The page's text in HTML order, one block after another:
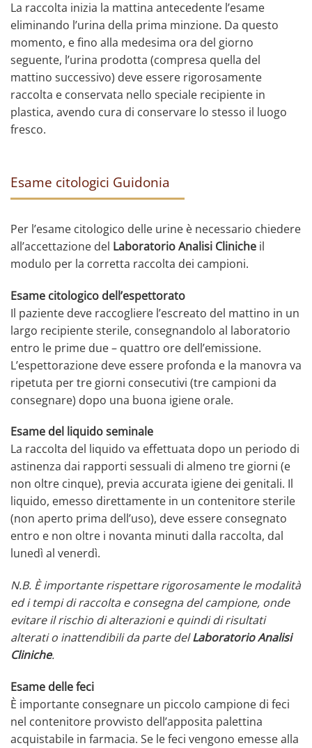
La raccolta inizia la mattina antecedente l’esame
eliminando l’urina della prima minzione. Da questo
momento, e fino alla medesima ora del giorno
seguente, l’urina prodotta (compresa quella del
mattino successivo) deve essere rigorosamente
raccolta e conservata nello speciale recipiente in
plastica, avendo cura di conservare lo stesso il luogo
fresco.
Esame citologici Guidonia
Per l’esame citologico delle urine è necessario chiedere
all’accettazione del Laboratorio Analisi Cliniche il
modulo per la corretta raccolta dei campioni.
Esame citologico dell’espettorato
Il paziente deve raccogliere l’escreato del mattino in un
largo recipiente sterile, consegnandolo al laboratorio
entro le prime due – quattro ore dell’emissione.
L’espettorazione deve essere profonda e la manovra va
ripetuta per tre giorni consecutivi (tre campioni da
consegnare) dopo una buona igiene orale.
Esame del liquido seminale
La raccolta del liquido va effettuata dopo un periodo di
astinenza dai rapporti sessuali di almeno tre giorni (e
non oltre cinque), previa accurata igiene dei genitali. Il
liquido, emesso direttamente in un contenitore sterile
(non aperto prima dell’uso), deve essere consegnato
entro e non oltre i novanta minuti dalla raccolta, dal
lunedì al venerdì.
N.B. È importante rispettare rigorosamente le modalità
ed i tempi di raccolta e consegna del campione, onde
evitare il rischio di alterazioni e quindi di risultati
alterati o inattendibili da parte delLaboratorio Analisi
Cliniche.
Esame delle feci
È importante consegnare un piccolo campione di feci
nel contenitore provvisto dell’apposita palettina
acquistabile in farmacia. Se le feci vengono emesse alla